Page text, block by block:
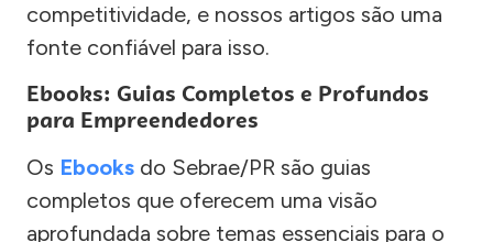
competitividade, e nossos artigos são uma
fonte confiável para isso.
Ebooks: Guias Completos e Profundos
para Empreendedores
Os Ebooks do Sebrae/PR são guias
completos que oferecem uma visão
aprofundada sobre temas essenciais para o